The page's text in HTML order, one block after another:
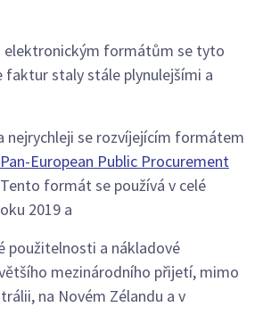
elektronickým formátům se tyto
faktur staly stále plynulejšími a
nejrychleji se rozvíjejícím formátem
Pan-European Public Procurement
formát se používá v celé
2019 a
použitelnosti a nákladové
mezinárodního přijetí, mimo
na Novém Zélandu a v